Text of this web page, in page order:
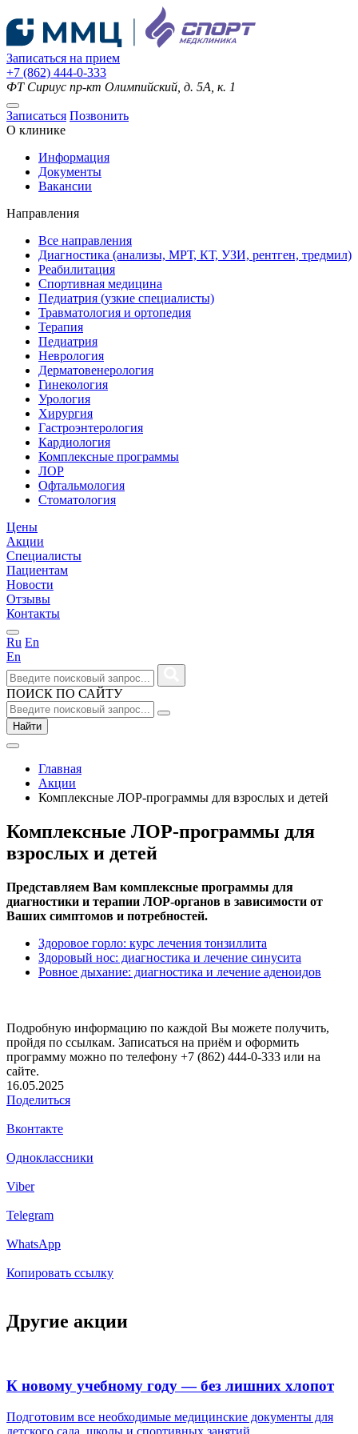
Записаться на прием
+7 (862) 444-0-333
ФТ Сириус пр-кт Олимпийский, д. 5А, к. 1
Записаться Позвонить
О клинике
Информация
Документы
Вакансии
Направления
Все направления
Диагностика (анализы, МРТ, КТ, УЗИ, рентген, тредмил)
Реабилитация
Спортивная медицина
Педиатрия (узкие специалисты)
Травматология и ортопедия
Терапия
Педиатрия
Неврология
Дерматовенерология
Гинекология
Урология
Хирургия
Гастроэнтерология
Кардиология
Комплексные программы
ЛОР
Офтальмология
Стоматология
Цены
Акции
Специалисты
Пациентам
Новости
Отзывы
Контакты
Ru En
En
ПОИСК ПО САЙТУ
Найти
Главная
Акции
Комплексные ЛОР-программы для взрослых и детей
Комплексные ЛОР-программы для
взрослых и детей
Представляем Вам комплексные программы для
диагностики и терапии ЛОР-органов в зависимости от
Ваших симптомов и потребностей.
Здоровое горло: курс лечения тонзиллита
Здоровый нос: диагностика и лечение синусита
Ровное дыхание: диагностика и лечение аденоидов
Подробную информацию по каждой Вы можете получить,
пройдя по ссылкам. Записаться на приём и оформить
программу можно по телефону +7 (862) 444-0-333 или на
сайте.
16.05.2025
Поделиться
Вконтакте
Одноклассники
Viber
Telegram
WhatsApp
Копировать ссылку
Другие акции
К новому учебному году — без лишних хлопот
Подготовим все необходимые медицинские документы для
детского сада, школы и спортивных занятий